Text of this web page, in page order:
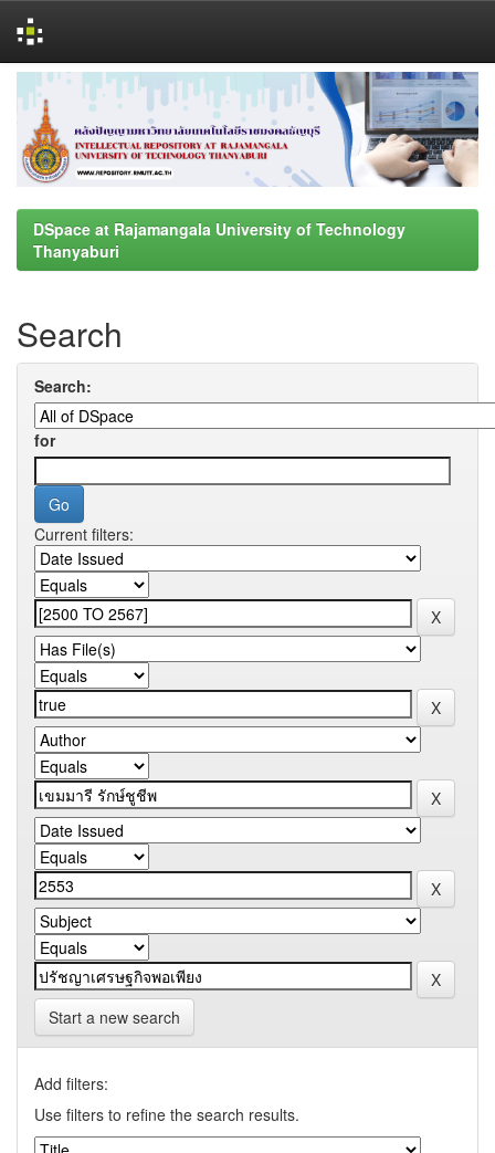
navigation
DSpace at Rajamangala University of Technology
Thanyaburi
Search
Search:
for
Current filters:
Start a new search
Add filters:
Use filters to refine the search results.